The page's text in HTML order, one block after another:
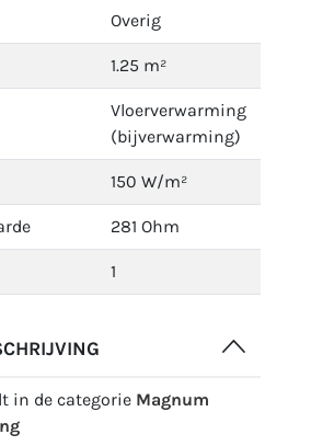
Overig
1.25 m²
Vloerverwarming
(bijverwarming)
150 W/m²
281 Ohm
1
in de categorie Magnum